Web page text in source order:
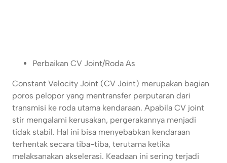
Perbaikan CV Joint/Roda As
Constant Velocity Joint (CV Joint) merupakan bagian
poros pelopor yang mentransfer perputaran dari
transmisi ke roda utama kendaraan. Apabila CV joint
stir mengalami kerusakan, pergerakannya menjadi
tidak stabil. Hal ini bisa menyebabkan kendaraan
terhentak secara tiba-tiba, terutama ketika
melaksanakan akselerasi. Keadaan ini sering terjadi